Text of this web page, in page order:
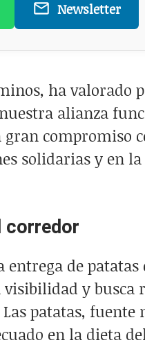
Newsletter
ha valorado
alianza
compromiso
solidarias y en
corredor
de patatas
y
patatas, fuente
en la dieta